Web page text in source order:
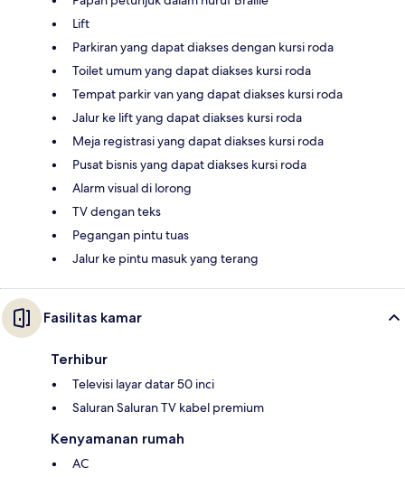
Lift
Parkiran yang dapat diakses dengan kursi roda
Toilet umum yang dapat diakses kursi roda
Tempat parkir van yang dapat diakses kursi roda
Jalur ke lift yang dapat diakses kursi roda
Meja registrasi yang dapat diakses kursi roda
Pusat bisnis yang dapat diakses kursi roda
Alarm visual di lorong
TV dengan teks
Pegangan pintu tuas
Jalur ke pintu masuk yang terang
Fasilitas kamar
Terhibur
Televisi layar datar 50 inci
Saluran Saluran TV kabel premium
Kenyamanan rumah
AC